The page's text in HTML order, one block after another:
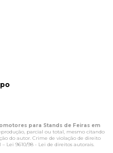
para Stands de Feiras em
parcial ou total, mesmo citando
do autor. Crime de violação de direito
– Lei 9610/98 - Lei de direitos autorais.